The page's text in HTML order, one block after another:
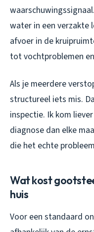
water in een verzakte
afvoer in de
tot vochtproblemen
Als je meerdere
structureel iets mis.
inspectie. Ik kom
diagnose dan elke
die het echte
Wat kost
huis
Voor een standaard